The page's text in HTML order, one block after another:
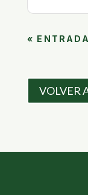
«
VOLVER